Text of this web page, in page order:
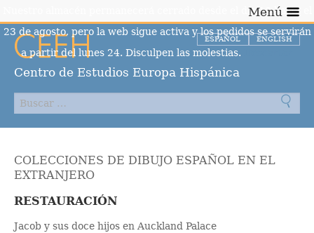
Centro de Estudios Europa Hispánica
ESPAÑOL ENGLISH
Menú
COLECCIONES DE DIBUJO ESPAÑOL EN EL
EXTRANJERO
RESTAURACIÓN
Jacob y sus doce hijos en Auckland Palace
Nuestro almacén permanecerá cerrado desde el día 10 hasta el
23 de agosto, pero la web sigue activa y los pedidos se servirán
a partir del lunes 24. Disculpen las molestias.